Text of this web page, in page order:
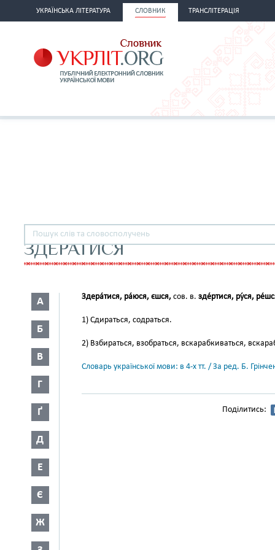
УКРАЇНСЬКА ЛІТЕРАТУРА СЛОВНИК ТРАНСЛІТЕРАЦІЯ
ЗДЕРАТИСЯ
А
Б
В
Г
Ґ
Д
Е
Є
Ж
Здера́тися, ра́юся, єшся, сов. в. зде́ртися, ру́ся,
1) Сдираться, содраться.
2) Взбираться, взобраться, вскарабкиваться,
Словарь української мови: в 4-х тт. / За ред. Б.
Поділитись: